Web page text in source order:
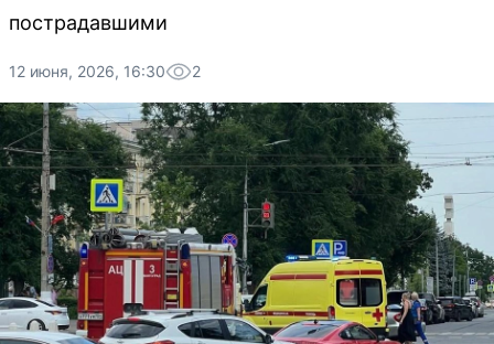
пострадавшими
12 июня, 2026, 16:30 2